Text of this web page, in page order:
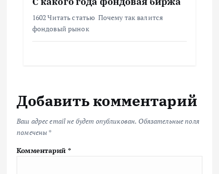
1602 Читать статью Почему так валится
фондовый рынок
Добавить комментарий
Ваш адрес email не будет опубликован. Обязательные поля
помечены *
Комментарий *